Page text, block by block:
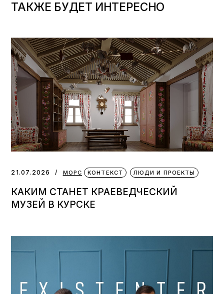
ТАКЖЕ БУДЕТ ИНТЕРЕСНО
21.07.2026 МОРС КОНТЕКСТ ЛЮДИ И ПРОЕКТЫ
КАКИМ СТАНЕТ КРАЕВЕДЧЕСКИЙ
МУЗЕЙ В КУРСКЕ